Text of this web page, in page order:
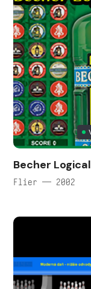
Becher Logical
Flier — 2002